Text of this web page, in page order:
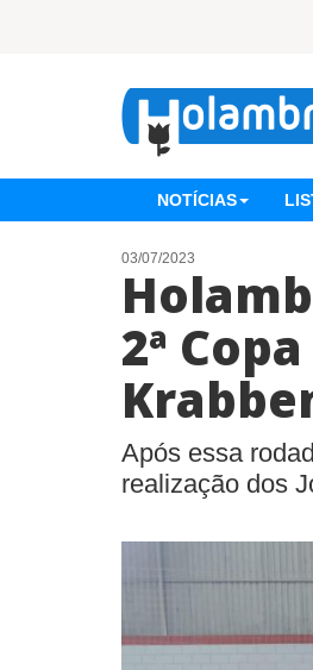
NOTÍCIAS
03/07/2023
2ª
Após essa
realização dos